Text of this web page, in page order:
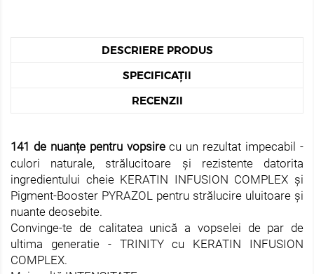
DESCRIERE PRODUS
SPECIFICAȚII
RECENZII
141 de nuanțe pentru vopsirecu un rezultat impecabil -
culori naturale, strălucitoare și rezistente datorita
ingredientului cheie KERATIN INFUSION COMPLEX și
Pigment-Booster PYRAZOL pentru strălucire uluitoare și
nuante deosebite.
Convinge-te de calitatea unică a vopselei de par de
ultima generatie - TRINITY cu KERATIN INFUSION
COMPLEX.